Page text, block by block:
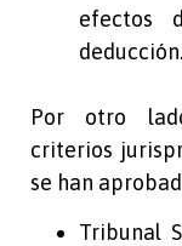
efectos
deducción.
Por otro
criterios
se han
Tribunal